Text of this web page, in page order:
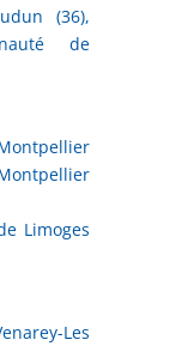
(36),
de
Limoges
Les